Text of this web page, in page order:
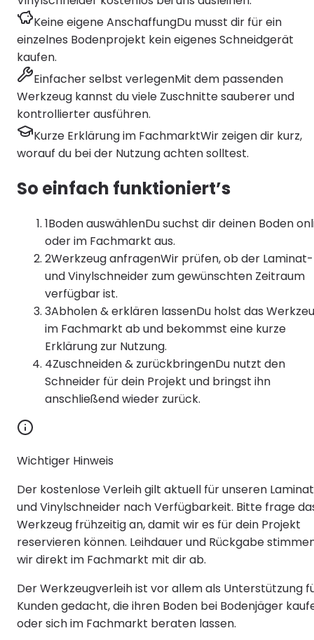
Keine eigene AnschaffungDu musst dir für ein
einzelnes Bodenprojekt kein eigenes Schneidgerät
kaufen.
Einfacher selbst verlegenMit dem passenden
Werkzeug kannst du viele Zuschnitte sauberer und
kontrollierter ausführen.
Kurze Erklärung im FachmarktWir zeigen dir kurz,
worauf du bei der Nutzung achten solltest.
So einfach funktioniert’s
1Boden auswählenDu suchst dir deinen Boden
oder im Fachmarkt aus.
2Werkzeug anfragenWir prüfen, ob der Laminat-
und Vinylschneider zum gewünschten Zeitraum
verfügbar ist.
3Abholen & erklären lassenDu holst das
im Fachmarkt ab und bekommst eine kurze
Erklärung zur Nutzung.
4Zuschneiden & zurückbringenDu nutzt den
Schneider für dein Projekt und bringst ihn
anschließend wieder zurück.
Wichtiger Hinweis
Der kostenlose Verleih gilt aktuell für unseren
und Vinylschneider nach Verfügbarkeit. Bitte frage
Werkzeug frühzeitig an, damit wir es für dein Projekt
reservieren können. Leihdauer und Rückgabe
wir direkt im Fachmarkt mit dir ab.
Der Werkzeugverleih ist vor allem als Unterstützung
Kunden gedacht, die ihren Boden bei Bodenjäger
oder sich im Fachmarkt beraten lassen.